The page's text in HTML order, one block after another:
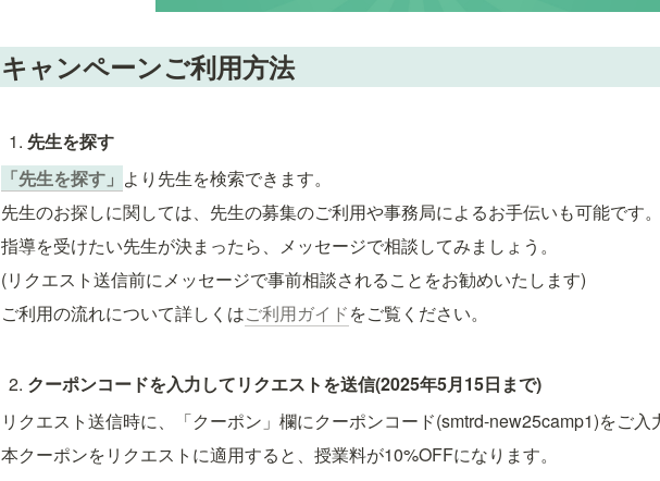
キャンペーンご利用方法
先生を探す
「先生を探す」 より先生を検索できます。
先生のお探しに関しては、先生の募集のご利用や事務局によるお手伝いも可能です
指導を受けたい先生が決まったら、メッセージで相談してみましょう。
(リクエスト送信前にメッセージで事前相談されることをお勧めいたします)
ご利用の流れについて詳しくはご利用ガイドをご覧ください。
クーポンコードを入力してリクエストを送信(2025年5月15日まで)
リクエスト送信時に、「クーポン」欄にクーポンコード(smtrd-new25camp1)をご入
本クーポンをリクエストに適用すると、授業料が10%OFFになります。